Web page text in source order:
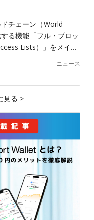
チェーン（World
る機能「フル・ブロッ
Lists）」をメイ…
ニュース
見る >